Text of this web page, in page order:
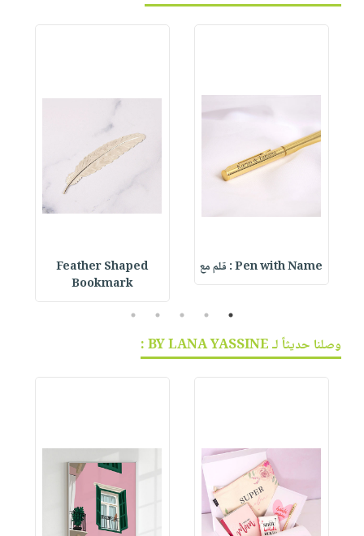
Pen with Name : قلم مع
Feather Shaped
Bookmark
1
2
3
4
5
وصلنا حديثاً لـ BY LANA YASSINE :